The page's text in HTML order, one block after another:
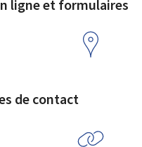
ligne et formulaires
de contact